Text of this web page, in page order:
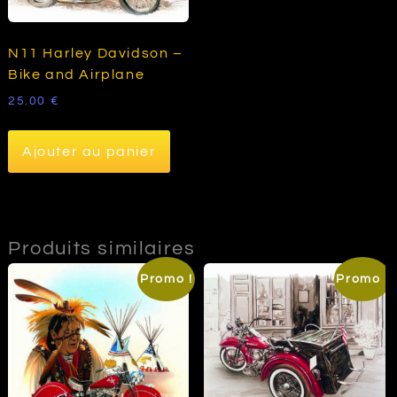
N11 Harley Davidson –
Bike and Airplane
25.00 €
Ajouter au panier
Produits similaires
Promo ! Promo !